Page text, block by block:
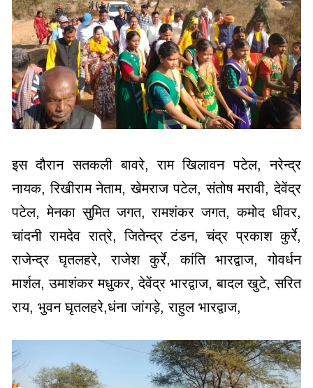
इस दौरान सतकली बावरे, राम खिलावन पटेल, नरेन्द्र
नायक, रिखीराम नेताम, खेमराज पटेल, संतोष मरावी, देवेंद्र
पटेल, मेनका सुमित जगत, रामशंकर जगत, कमोद धीवर,
चांदनी रामदेव रात्रे, जितेन्द्र टंडन, चंद्र प्रकाश कुर्रे,
राजेन्द्र घृतलहरे, राजेश कुर्रे, कांति भारद्वाज, गोवर्धन
मार्शल, उमाशंकर मधुकर, देवेंद्र भारद्वाज, बादल खुटे, सरित
राय, भुवन घृतलहरे,धंना जांगड़े, राहुल भारद्वाज,